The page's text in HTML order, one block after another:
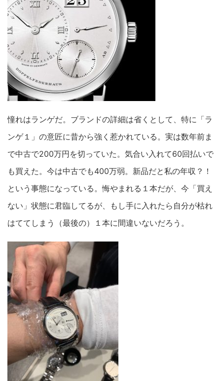
憧れはランゲだ。ブランドの詳細は省くとして、特に「ラ
ンゲ１」の意匠に昔から強く惹かれている。実は数年前ま
で中古で200万円を切っていた。気合い入れて60回払いで
も買えた。今は中古でも400万弱。新品だと私の年収？！
という事態になっている。悔やまれる１本だが、今「買え
ない」状態に君臨してるが、もし手に入れたら自分が枯れ
はててしまう（最後の）１本に間違いないだろう。